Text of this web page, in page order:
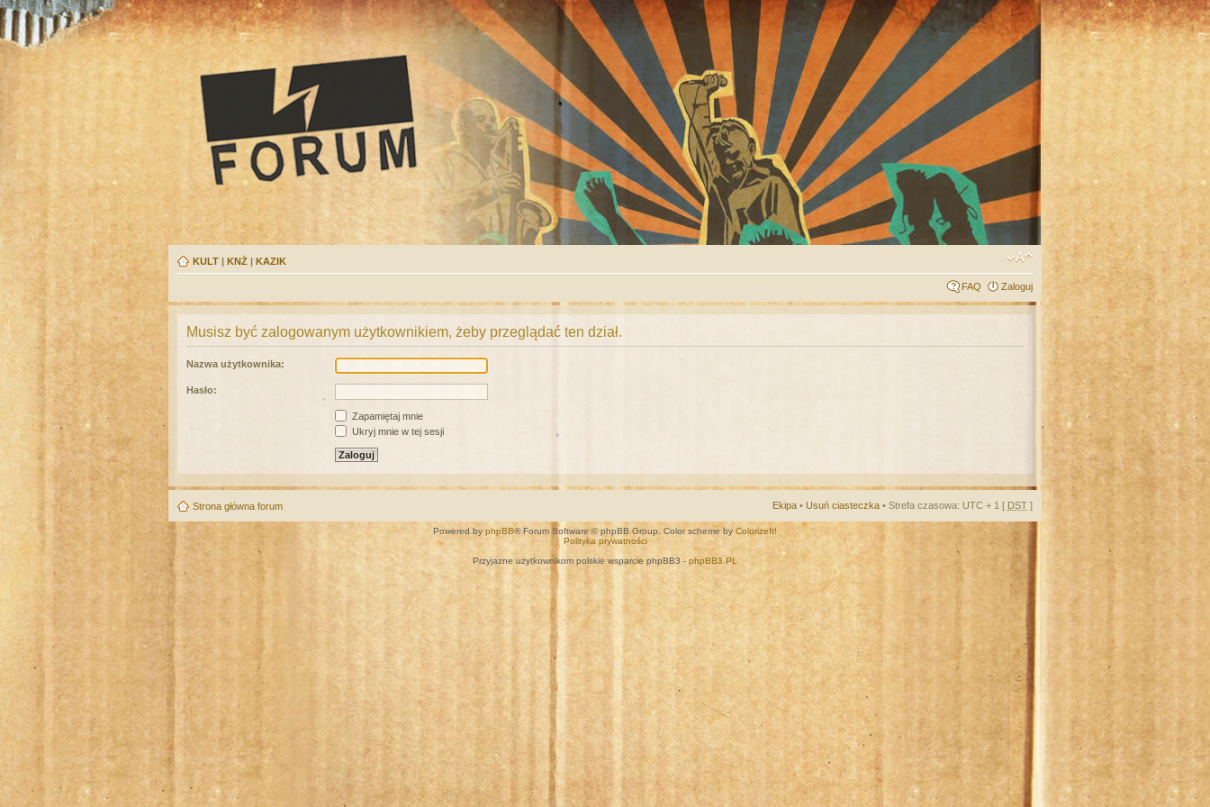
KULT | KNŻ | KAZIK
FAQ Zaloguj
Musisz być zalogowanym użytkownikiem, żeby przeglądać ten dział.
Nazwa użytkownika:
Hasło:
Zapamiętaj mnie
Ukryj mnie w tej sesji
Strona główna forum Ekipa • Usuń ciasteczka • Strefa czasowa: UTC + 1 [ DST ]
Powered by phpBB® Forum Software © phpBB Group. Color scheme by ColorizeIt!
Polityka prywatności
Przyjazne użytkownikom polskie wsparcie phpBB3 - phpBB3.PL